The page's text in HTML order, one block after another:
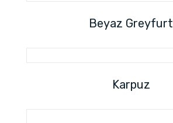
Beyaz Greyfurt
Karpuz